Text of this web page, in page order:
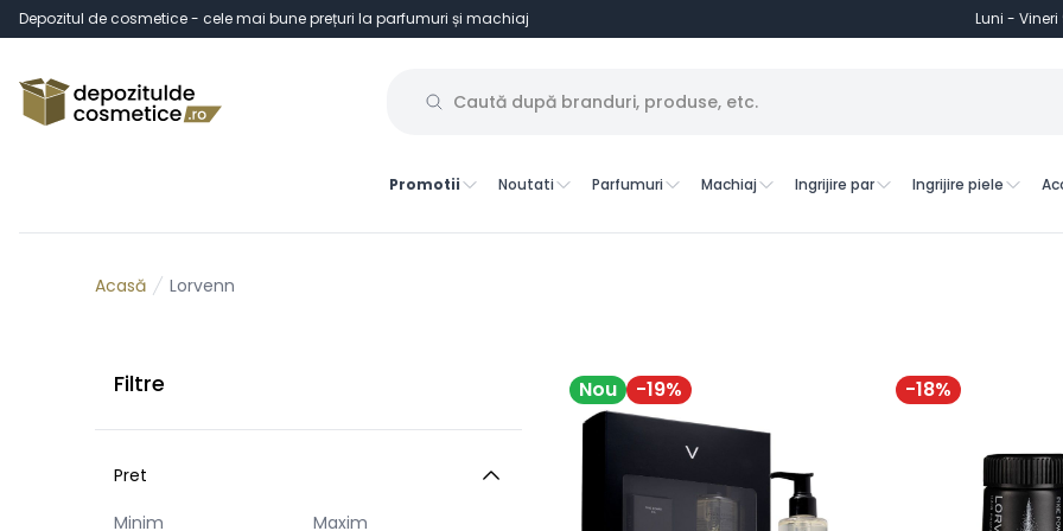
Depozitul de cosmetice - cele mai bune prețuri la parfumuri și machiaj Luni - Vineri
Promotii Noutati Parfumuri Machiaj Ingrijire par Ingrijire piele
Acasă Lorvenn
Filtre
Pret
Minim
Maxim
Nou
-19% -18%